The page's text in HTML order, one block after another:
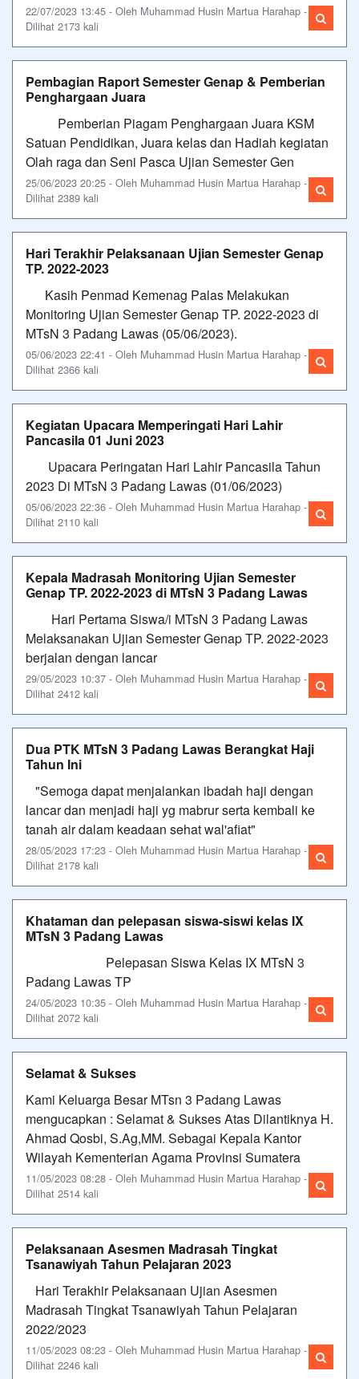
22/07/2023 13:45 - Oleh Muhammad Husin Martua Harahap -
Dilihat 2173 kali
Pembagian Raport Semester Genap & Pemberian
Penghargaan Juara
Pemberian Piagam Penghargaan Juara KSM
Satuan Pendidikan, Juara kelas dan Hadiah kegiatan
Olah raga dan Seni Pasca Ujian Semester Gen
25/06/2023 20:25 - Oleh Muhammad Husin Martua Harahap -
Dilihat 2389 kali
Hari Terakhir Pelaksanaan Ujian Semester Genap
TP. 2022-2023
Kasih Penmad Kemenag Palas Melakukan
Monitoring Ujian Semester Genap TP. 2022-2023 di
MTsN 3 Padang Lawas (05/06/2023).
05/06/2023 22:41 - Oleh Muhammad Husin Martua Harahap -
Dilihat 2366 kali
Kegiatan Upacara Memperingati Hari Lahir
Pancasila 01 Juni 2023
Upacara Peringatan Hari Lahir Pancasila Tahun
2023 Di MTsN 3 Padang Lawas (01/06/2023)
05/06/2023 22:36 - Oleh Muhammad Husin Martua Harahap -
Dilihat 2110 kali
Kepala Madrasah Monitoring Ujian Semester
Genap TP. 2022-2023 di MTsN 3 Padang Lawas
Hari Pertama Siswa/i MTsN 3 Padang Lawas
Melaksanakan Ujian Semester Genap TP. 2022-2023
berjalan dengan lancar
29/05/2023 10:37 - Oleh Muhammad Husin Martua Harahap -
Dilihat 2412 kali
Dua PTK MTsN 3 Padang Lawas Berangkat Haji
Tahun Ini
"Semoga dapat menjalankan ibadah haji dengan
lancar dan menjadi haji yg mabrur serta kembali ke
tanah air dalam keadaan sehat wal'afiat"
28/05/2023 17:23 - Oleh Muhammad Husin Martua Harahap -
Dilihat 2178 kali
Khataman dan pelepasan siswa-siswi kelas IX
MTsN 3 Padang Lawas
Pelepasan Siswa Kelas IX MTsN 3
Padang Lawas TP
24/05/2023 10:35 - Oleh Muhammad Husin Martua Harahap -
Dilihat 2072 kali
Selamat & Sukses
Kami Keluarga Besar MTsn 3 Padang Lawas
mengucapkan : Selamat & Sukses Atas Dilantiknya H.
Ahmad Qosbi, S.Ag,MM. Sebagai Kepala Kantor
Wilayah Kementerian Agama Provinsi Sumatera
11/05/2023 08:28 - Oleh Muhammad Husin Martua Harahap -
Dilihat 2514 kali
Pelaksanaan Asesmen Madrasah Tingkat
Tsanawiyah Tahun Pelajaran 2023
Hari Terakhir Pelaksanaan Ujian Asesmen
Madrasah Tingkat Tsanawiyah Tahun Pelajaran
2022/2023
11/05/2023 08:23 - Oleh Muhammad Husin Martua Harahap -
Dilihat 2246 kali